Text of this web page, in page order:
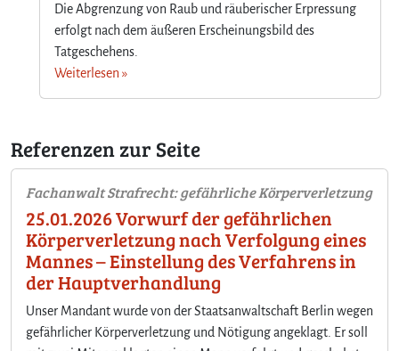
Die Abgrenzung von Raub und räuberischer Erpressung
erfolgt nach dem äußeren Erscheinungsbild des
Tatgeschehens.
Weiterlesen »
Referenzen zur Seite
Fachanwalt Strafrecht: gefährliche Körperverletzung
25.01.2026 Vorwurf der gefährlichen
Körperverletzung nach Verfolgung eines
Mannes – Einstellung des Verfahrens in
der Hauptverhandlung
Unser Mandant wurde von der Staatsanwaltschaft Berlin wegen
gefährlicher Körperverletzung und Nötigung angeklagt. Er soll